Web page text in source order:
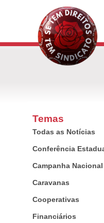
Temas
Todas as Notícias
Conferência
Campanha Nacional
Caravanas
Cooperativas
Financiários